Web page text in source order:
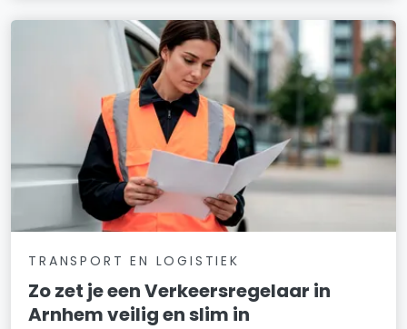
TRANSPORT EN LOGISTIEK
Zo zet je een Verkeersregelaar in
Arnhem veilig en slim in